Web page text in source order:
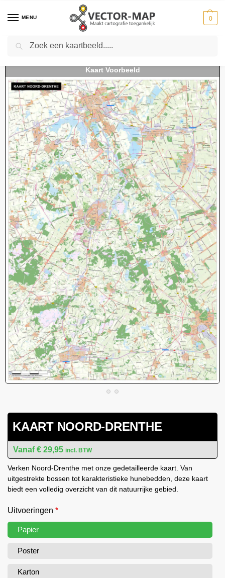
MENU 0
Home Kaarten - Regio kaarten
KAART NOORD-DRENTHE
€ 29,95 incl. BTW
Verken Noord-Drenthe met onze gedetailleerde kaart. Van
uitgestrekte bossen tot karakteristieke hunebedden, deze kaart
biedt een volledig overzicht van dit natuurrijke gebied.
Uitvoeringen *
Papier
Poster
Karton